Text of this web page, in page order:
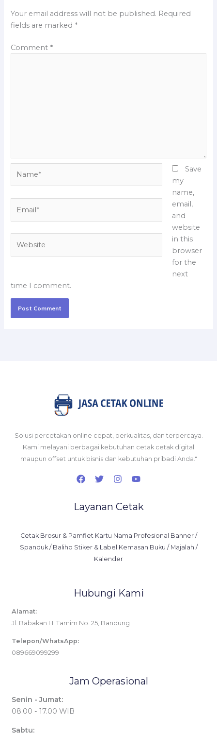
Your email address will not be published. Required
fields are marked *
Comment *
Save
my
name,
email,
and
website
in this
browser
for the
next
time I comment.
Solusi percetakan online cepat, berkualitas, dan terpercaya.
Kami melayani berbagai kebutuhan cetak cetak digital
maupun offset untuk bisnis dan kebutuhan pribadi Anda."
Layanan Cetak
Cetak Brosur & Pamflet Kartu Nama Profesional Banner /
Spanduk / Baliho Stiker & Label Kemasan Buku / Majalah /
Kalender
Hubungi Kami
Alamat:
Jl. Babakan H. Tamim No. 25, Bandung
Telepon/WhatsApp:
089669099299
Jam Operasional
Senin - Jumat:
08.00 - 17.00 WIB
Sabtu: